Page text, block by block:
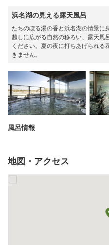
浜名湖の見える露天風呂
たちのぼる湯の香と浜名湖の情景に
越しに広がる自然の移ろい、露天風
ください。夏の夜に打ちあげられ
きません。
風呂情報
地図・アクセス